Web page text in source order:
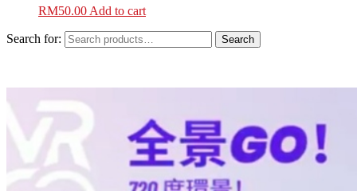
RM50.00 Add to cart
Search for: Search